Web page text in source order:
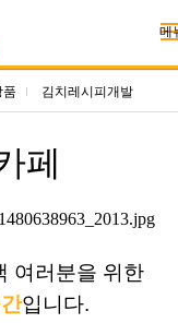
메
품 김치레시피개발
페
여러분을 위한
입니다.